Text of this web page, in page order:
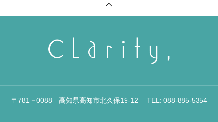
〒781－0088 高知県高知市北久保19-12 TEL: 088-885-5354